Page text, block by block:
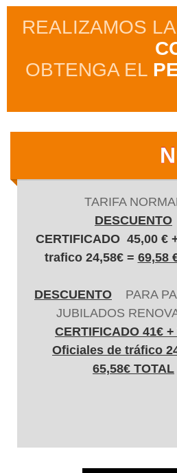
REALIZAMOS LA
OBTENGA EL
TARIFA
DESCUENTO
CERTIFICADO 45,00 €
trafico 24,58€ = 69,58
DESCUENTO
PARA
JUBILADOS
CERTIFICADO 41€
Oficiales de tráfico
65,58€ TOTAL